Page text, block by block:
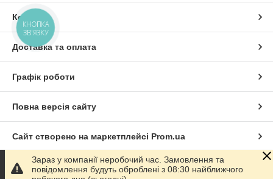
Контакти
Доставка та оплата
Графік роботи
Повна версія сайту
Сайт створено на маркетплейсі Prom.ua
Політика конфіденційності
Зараз у компанії неробочий час. Замовлення та
повідомлення будуть оброблені з 08:30 найближчого
КНОПКА
ЗВ'ЯЗКУ